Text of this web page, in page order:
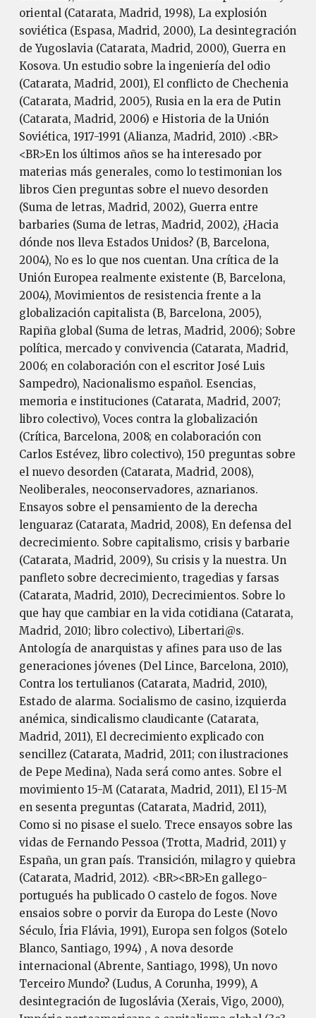
oriental (Catarata, Madrid, 1998), La explosión
soviética (Espasa, Madrid, 2000), La desintegración
de Yugoslavia (Catarata, Madrid, 2000), Guerra en
Kosova. Un estudio sobre la ingeniería del odio
(Catarata, Madrid, 2001), El conflicto de Chechenia
(Catarata, Madrid, 2005), Rusia en la era de Putin
(Catarata, Madrid, 2006) e Historia de la Unión
Soviética, 1917-1991 (Alianza, Madrid, 2010) .<BR>
<BR>En los últimos años se ha interesado por
materias más generales, como lo testimonian los
libros Cien preguntas sobre el nuevo desorden
(Suma de letras, Madrid, 2002), Guerra entre
barbaries (Suma de letras, Madrid, 2002), ¿Hacia
dónde nos lleva Estados Unidos? (B, Barcelona,
2004), No es lo que nos cuentan. Una crítica de la
Unión Europea realmente existente (B, Barcelona,
2004), Movimientos de resistencia frente a la
globalización capitalista (B, Barcelona, 2005),
Rapiña global (Suma de letras, Madrid, 2006); Sobre
política, mercado y convivencia (Catarata, Madrid,
2006; en colaboración con el escritor José Luis
Sampedro), Nacionalismo español. Esencias,
memoria e instituciones (Catarata, Madrid, 2007;
libro colectivo), Voces contra la globalización
(Crítica, Barcelona, 2008; en colaboración con
Carlos Estévez, libro colectivo), 150 preguntas sobre
el nuevo desorden (Catarata, Madrid, 2008),
Neoliberales, neoconservadores, aznarianos.
Ensayos sobre el pensamiento de la derecha
lenguaraz (Catarata, Madrid, 2008), En defensa del
decrecimiento. Sobre capitalismo, crisis y barbarie
(Catarata, Madrid, 2009), Su crisis y la nuestra. Un
panfleto sobre decrecimiento, tragedias y farsas
(Catarata, Madrid, 2010), Decrecimientos. Sobre lo
que hay que cambiar en la vida cotidiana (Catarata,
Madrid, 2010; libro colectivo), Libertari@s.
Antología de anarquistas y afines para uso de las
generaciones jóvenes (Del Lince, Barcelona, 2010),
Contra los tertulianos (Catarata, Madrid, 2010),
Estado de alarma. Socialismo de casino, izquierda
anémica, sindicalismo claudicante (Catarata,
Madrid, 2011), El decrecimiento explicado con
sencillez (Catarata, Madrid, 2011; con ilustraciones
de Pepe Medina), Nada será como antes. Sobre el
movimiento 15-M (Catarata, Madrid, 2011), El 15-M
en sesenta preguntas (Catarata, Madrid, 2011),
Como si no pisase el suelo. Trece ensayos sobre las
vidas de Fernando Pessoa (Trotta, Madrid, 2011) y
España, un gran país. Transición, milagro y quiebra
(Catarata, Madrid, 2012). <BR><BR>En gallego-
portugués ha publicado O castelo de fogos. Nove
ensaios sobre o porvir da Europa do Leste (Novo
Século, Íria Flávia, 1991), Europa sen folgos (Sotelo
Blanco, Santiago, 1994) , A nova desorde
internacional (Abrente, Santiago, 1998), Un novo
Terceiro Mundo? (Ludus, A Corunha, 1999), A
desintegración de Iugoslávia (Xerais, Vigo, 2000),